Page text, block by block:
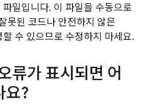
일입니다. 이 파일을 수동으로
못된 코드나 안전하지 않은
할 수 있으므로 수정하지 마세요.
류가 표시되면 어
요?